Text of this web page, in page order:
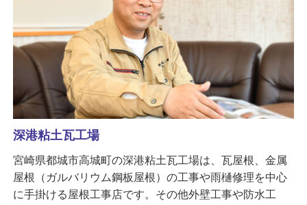
深港粘土瓦工場
宮崎県都城市高城町の深港粘土瓦工場は、瓦屋根、金属
屋根（ガルバリウム鋼板屋根）の工事や雨樋修理を中心
に手掛ける屋根工事店です。その他外壁工事や防水工